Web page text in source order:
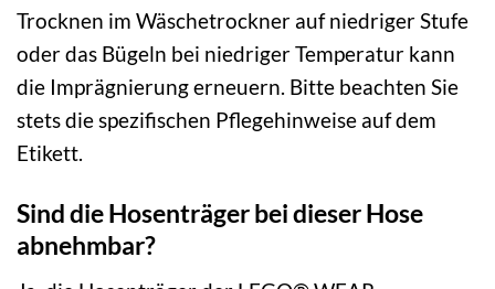
Trocknen im Wäschetrockner auf niedriger Stufe
oder das Bügeln bei niedriger Temperatur kann
die Imprägnierung erneuern. Bitte beachten Sie
stets die spezifischen Pflegehinweise auf dem
Etikett.
Sind die Hosenträger bei dieser Hose
abnehmbar?